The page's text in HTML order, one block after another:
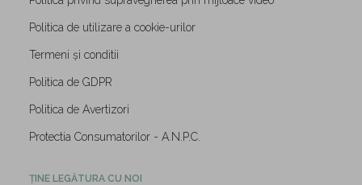
Politica de utilizare a cookie-urilor
Termeni și conditii
Politica de GDPR
Politica de Avertizori
Protectia Consumatorilor - A.N.P.C.
ȚINE LEGĂTURA CU NOI